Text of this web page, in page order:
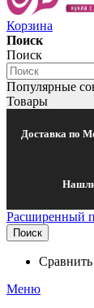
Корзина
Поиск
Поиск
Популярные
Товары
Доставка по
Нашли
Расширенный
Поиск
Меню